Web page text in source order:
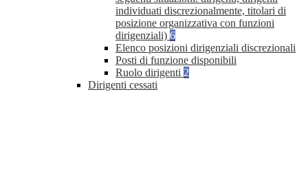
individuati discrezionalmente, titolari di
posizione organizzativa con funzioni
dirigenziali) 6
Elenco posizioni dirigenziali discrezionali
Posti di funzione disponibili
Ruolo dirigenti 2
Dirigenti cessati